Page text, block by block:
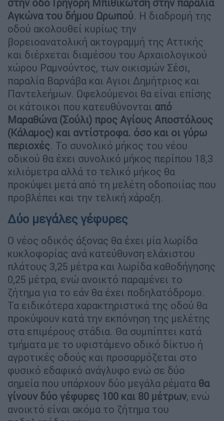
στην οδό Γρηγόρη Μπιθικώτση στην παραλία
Αγκώνα του δήμου Ωρωπού. Η διαδρομή της
οδού ακολουθεί κυρίως την
βορειοανατολική ακτογραμμή της Αττικής
και διέρχεται διαμέσου του Αρχαιολογικού
χώρου Ραμνούντος, των οικισμών Σέσι,
παραλία Βαρνάβα και Αγιοι Δημήτριος και
Παντελεήμων. Ωφελούμενοι θα είναι επίσης
οι κάτοικοι που κατευθύνονται από
Μαραθώνα (Σούλι) προς Αγίους Αποστόλους
(Κάλαμος) και αντίστροφα. όσο και οι γύρω
περιοχές. Το συνολικό μήκος του νέου
οδικού θα έχει συνολικό μήκος περίπου 18,3
χιλιόμετρα αλλά το τελικό μήκος θα
προκύψει μετά από τη μελέτη οδοποιίας που
προβλέπει και την τελική χάραξη.
Δύο μεγάλες γέφυρες
Ο νέος οδικός άξονας θα έχει μία λωρίδα
κυκλοφορίας ανά κατεύθυνση ελάχιστου
πλάτους 3,25 μέτρα και λωρίδα καθοδήγησης
0,25 μέτρα, ενώ ανοικτό παραμένει το
ζήτημα για το εάν θα έχει ποδηλατόδρομο.
Τα ειδικότερα χαρακτηριστικά της οδού θα
προκύψουν κατά την εκπόνηση της μελέτης
στα επιμέρους στάδια. Θα συμπίπτει κατά
τμήματα µε το υφιστάμενο οδικό δίκτυο ή
αγροτικές οδούς και προσαρμόζεται στο
φυσικό εδαφικό ανάγλυφο ενώ σε δύο
σημεία που υπάρχουν δύο μεγάλα ρέματα θα
γίνουν δύο γέφυρες 100 και 80 μέτρων, ενώ
ανοικτό είναι ακόμα το ζήτημα του